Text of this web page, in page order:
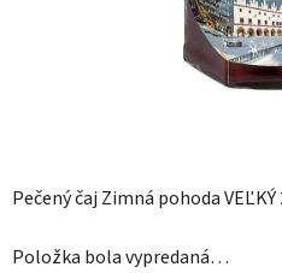
Pečený čaj Zimná pohoda
Položka bola vypredaná…